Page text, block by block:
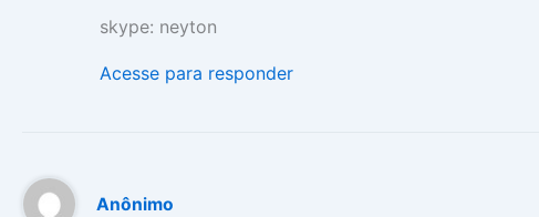
skype: neyton
Acesse para responder
Anônimo